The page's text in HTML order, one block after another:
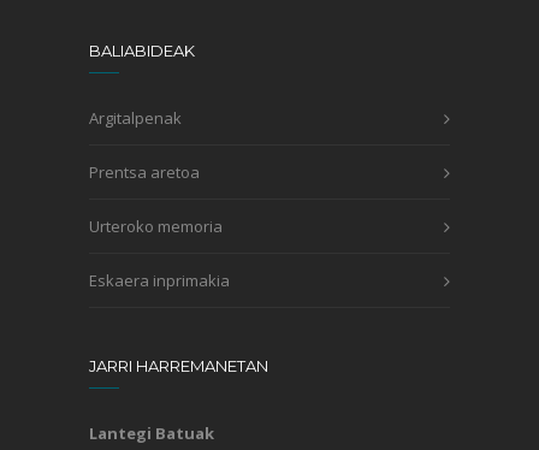
BALIABIDEAK
Argitalpenak
Prentsa aretoa
Urteroko memoria
Eskaera inprimakia
JARRI HARREMANETAN
Lantegi Batuak